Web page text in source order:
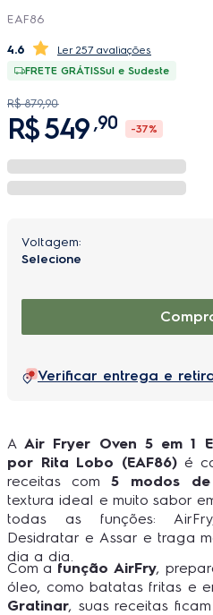
EAF86
4.6
257 avaliações
FRETE GRÁTISSul e Sudeste
R$ 879,90
R$549 ,90 -37%
Verificar entrega e
A Air Fryer Oven 5 em 1
por Rita Lobo (EAF86) é
receitas com 5 modos
textura ideal e muito sabor
todas as funções:
Desidratar e Assar e traga
dia a dia.
Com a função AirFry,
óleo, como batatas fritas e
Gratinar, suas receitas